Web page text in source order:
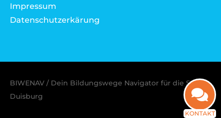
Impressum
Datenschutzerkärung
BIWENAV / Dein Bildungswege Navigator für die Stadt
Duisburg
KONTAKT